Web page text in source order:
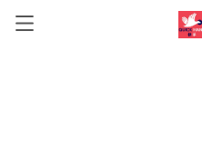
已加入購物車